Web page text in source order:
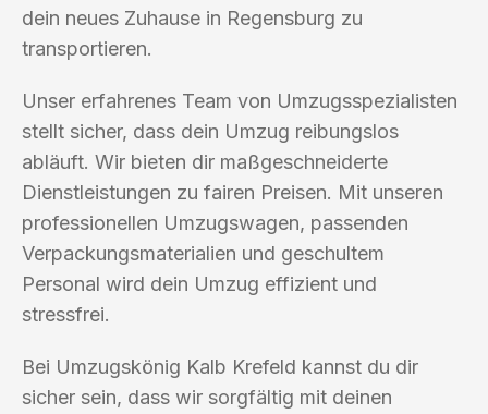
dein neues Zuhause in Regensburg zu
transportieren.
Unser erfahrenes Team von Umzugsspezialisten
stellt sicher, dass dein Umzug reibungslos
abläuft. Wir bieten dir maßgeschneiderte
Dienstleistungen zu fairen Preisen. Mit unseren
professionellen Umzugswagen, passenden
Verpackungsmaterialien und geschultem
Personal wird dein Umzug effizient und
stressfrei.
Bei Umzugskönig Kalb Krefeld kannst du dir
sicher sein, dass wir sorgfältig mit deinen